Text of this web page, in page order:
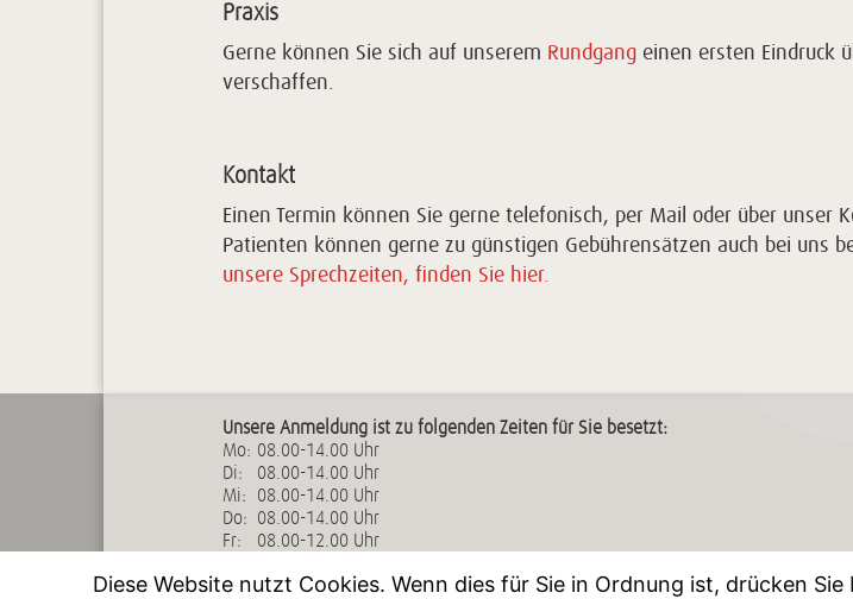
Praxis
Gerne können Sie sich auf unserem Rundgang einen ersten Eindruck
verschaffen.
Kontakt
Einen Termin können Sie gerne telefonisch, per Mail oder über
Patienten können gerne zu günstigen Gebührensätzen auch bei uns
unsere Sprechzeiten, finden Sie hier.
Diese Website nutzt Cookies. Wenn dies für Sie in Ordnung ist, drücken
Unsere Anmeldung ist zu folgenden Zeiten für Sie besetzt:
Mo: 08.00-14.00 Uhr
Di:
08.00-14.00 Uhr
Mi:
08.00-14.00 Uhr
Do:
08.00-14.00 Uhr
Fr:
08.00-12.00 Uhr